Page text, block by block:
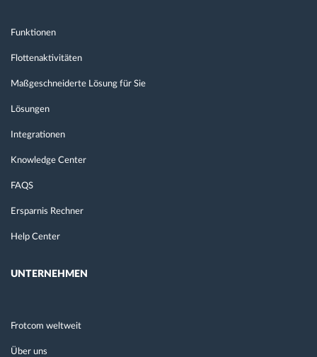
Funktionen
Flottenaktivitäten
Maßgeschneiderte Lösung für Sie
Lösungen
Integrationen
Knowledge Center
FAQS
Ersparnis Rechner
Help Center
UNTERNEHMEN
Frotcom weltweit
Über uns